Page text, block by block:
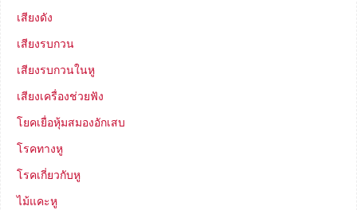
เสียงดัง
เสียงรบกวน
เสียงรบกวนในหู
เสียงเครื่องช่วยฟัง
โยคเยื่อหุ้มสมองอักเสบ
โรคทางหู
โรคเกี่ยวกับหู
ไม้แคะหู